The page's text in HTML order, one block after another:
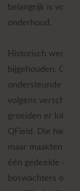
belangrijk is voor
onderhoud.
Historisch werd
bijgehouden. Op
ondersteunde -
volgens
groeiden er lokale
QField. Die
maar maakten het
één gedeelde
boswachters op